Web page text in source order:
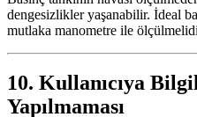
dengesizlikler yaşanabilir. İdeal
mutlaka manometre ile
10. Kullanıcıya
Yapılmaması